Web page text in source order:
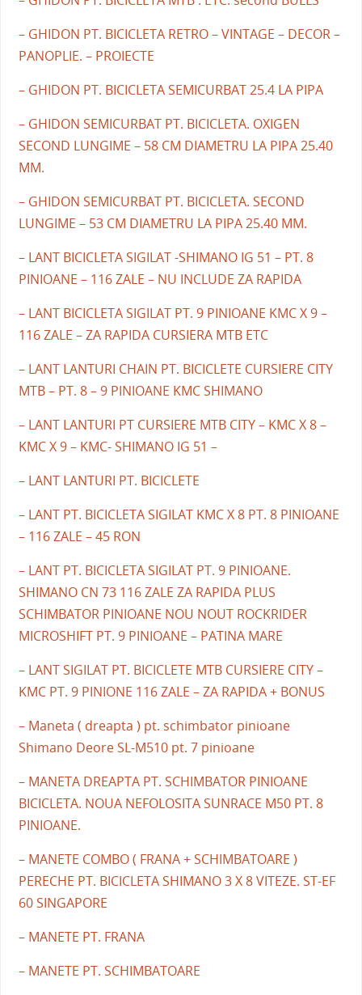
– GHIDON PT. BICICLETA RETRO – VINTAGE – DECOR –
PANOPLIE. – PROIECTE
– GHIDON PT. BICICLETA SEMICURBAT 25.4 LA PIPA
– GHIDON SEMICURBAT PT. BICICLETA. OXIGEN
SECOND LUNGIME – 58 CM DIAMETRU LA PIPA 25.40
MM.
– GHIDON SEMICURBAT PT. BICICLETA. SECOND
LUNGIME – 53 CM DIAMETRU LA PIPA 25.40 MM.
– LANT BICICLETA SIGILAT -SHIMANO IG 51 – PT. 8
PINIOANE – 116 ZALE – NU INCLUDE ZA RAPIDA
– LANT BICICLETA SIGILAT PT. 9 PINIOANE KMC X 9 –
116 ZALE – ZA RAPIDA CURSIERA MTB ETC
– LANT LANTURI CHAIN PT. BICICLETE CURSIERE CITY
MTB – PT. 8 – 9 PINIOANE KMC SHIMANO
– LANT LANTURI PT CURSIERE MTB CITY – KMC X 8 –
KMC X 9 – KMC- SHIMANO IG 51 –
– LANT LANTURI PT. BICICLETE
– LANT PT. BICICLETA SIGILAT KMC X 8 PT. 8 PINIOANE
– 116 ZALE – 45 RON
– LANT PT. BICICLETA SIGILAT PT. 9 PINIOANE.
SHIMANO CN 73 116 ZALE ZA RAPIDA PLUS
SCHIMBATOR PINIOANE NOU NOUT ROCKRIDER
MICROSHIFT PT. 9 PINIOANE – PATINA MARE
– LANT SIGILAT PT. BICICLETE MTB CURSIERE CITY –
KMC PT. 9 PINIONE 116 ZALE – ZA RAPIDA + BONUS
– Maneta ( dreapta ) pt. schimbator pinioane
Shimano Deore SL-M510 pt. 7 pinioane
– MANETA DREAPTA PT. SCHIMBATOR PINIOANE
BICICLETA. NOUA NEFOLOSITA SUNRACE M50 PT. 8
PINIOANE.
– MANETE COMBO ( FRANA + SCHIMBATOARE )
PERECHE PT. BICICLETA SHIMANO 3 X 8 VITEZE. ST-EF
60 SINGAPORE
– MANETE PT. FRANA
– MANETE PT. SCHIMBATOARE